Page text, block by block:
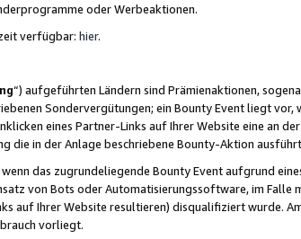
oder Werbeaktionen.
verfügbar: hier.
“) aufgeführten Ländern sind Prämienaktionen,
Sondervergütungen; ein Bounty Event liegt
eines Partner-Links auf Ihrer Website eine an
die in der Anlage beschriebene Bounty-Aktion
das zugrundeliegende Bounty Event aufgrund
von Bots oder Automatisierungssoftware, im
auf Ihrer Website resultieren) disqualifiziert wurde.
vorliegt.